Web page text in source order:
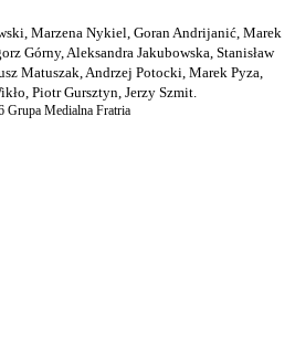
Marzena Nykiel, Goran Andrijanić, Marek
Górny, Aleksandra Jakubowska, Stanisław
Matuszak, Andrzej Potocki, Marek Pyza,
Piotr Gursztyn, Jerzy Szmit.
Grupa Medialna Fratria